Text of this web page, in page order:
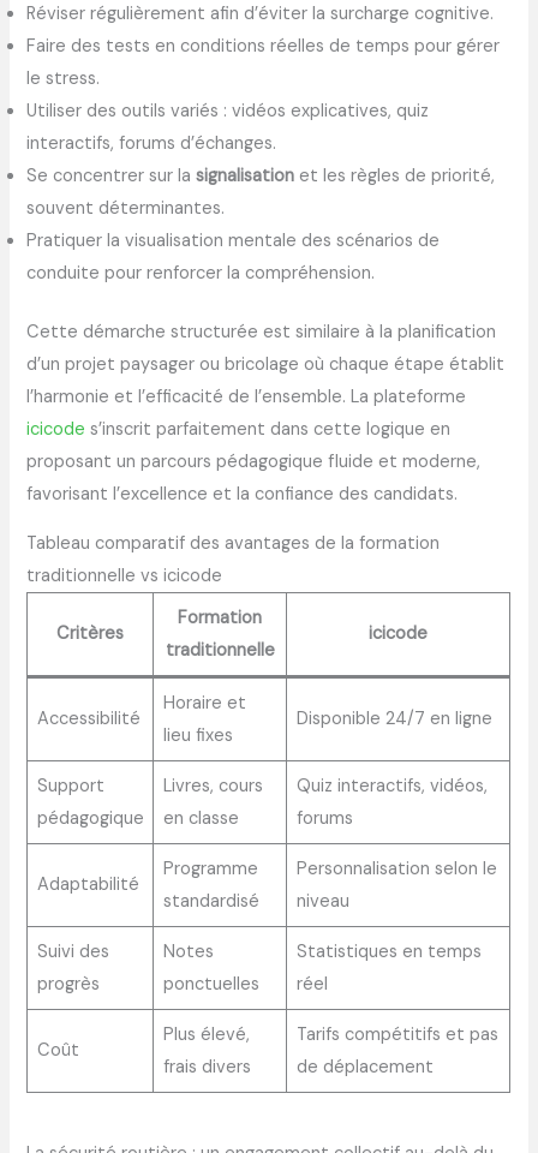
Réviser régulièrement afin d’éviter la surcharge cognitive.
Faire des tests en conditions réelles de temps pour gérer
le stress.
Utiliser des outils variés : vidéos explicatives, quiz
interactifs, forums d’échanges.
Se concentrer sur lasignalisation et les règles de priorité,
souvent déterminantes.
Pratiquer la visualisation mentale des scénarios de
conduite pour renforcer la compréhension.
Cette démarche structurée est similaire à la planification
d’un projet paysager ou bricolage où chaque étape établit
l’harmonie et l’efficacité de l’ensemble. La plateforme
icicode s’inscrit parfaitement dans cette logique en
proposant un parcours pédagogique fluide et moderne,
favorisant l’excellence et la confiance des candidats.
Tableau comparatif des avantages de la formation
traditionnelle vs icicode
Critères
Formation
traditionnelle
icicode
Accessibilité
Horaire et
lieu fixes
Disponible 24/7 en ligne
Support
pédagogique
Livres, cours
en classe
Quiz interactifs, vidéos,
forums
Adaptabilité
Programme
standardisé
Personnalisation selon le
niveau
Suivi des
progrès
Notes
ponctuelles
Statistiques en temps
réel
Coût
Plus élevé,
frais divers
Tarifs compétitifs et pas
de déplacement